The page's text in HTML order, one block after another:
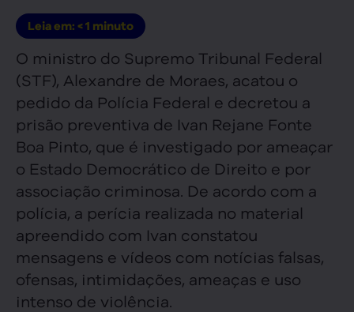
Leia em: < 1 minuto
O ministro do Supremo Tribunal Federal
(STF), Alexandre de Moraes, acatou o
pedido da Polícia Federal e decretou a
prisão preventiva de Ivan Rejane Fonte
Boa Pinto, que é investigado por ameaçar
o Estado Democrático de Direito e por
associação criminosa. De acordo com a
polícia, a perícia realizada no material
apreendido com Ivan constatou
mensagens e vídeos com notícias falsas,
ofensas, intimidações, ameaças e uso
intenso de violência.